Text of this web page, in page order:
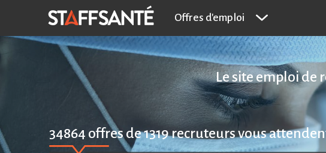
Offres d'emploi
Le site emploi de
34864 offres de1319recruteurs vous